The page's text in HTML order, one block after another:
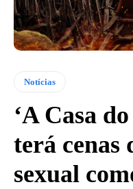
Notícias
‘A Casa
terá cenas
sexual